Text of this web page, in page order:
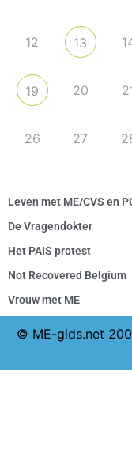
12 13
19 20
26 27
Leven met ME/CVS en
De Vragendokter
Het PAIS protest
Not Recovered Belgium
Vrouw met ME
© ME-gids.net